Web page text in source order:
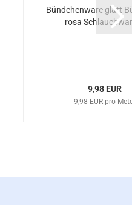
Bündchenware glatt
rosa
9,98 EUR
9,98 EUR pro